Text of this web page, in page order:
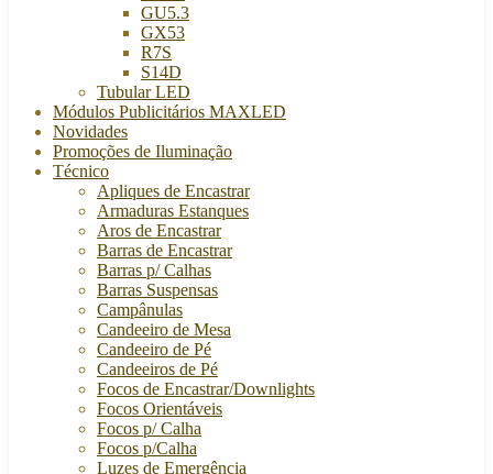
GU5.3
GX53
R7S
S14D
Tubular LED
Módulos Publicitários MAXLED
Novidades
Promoções de Iluminação
Técnico
Apliques de Encastrar
Armaduras Estanques
Aros de Encastrar
Barras de Encastrar
Barras p/ Calhas
Barras Suspensas
Campânulas
Candeeiro de Mesa
Candeeiro de Pé
Candeeiros de Pé
Focos de Encastrar/Downlights
Focos Orientáveis
Focos p/ Calha
Focos p/Calha
Luzes de Emergência